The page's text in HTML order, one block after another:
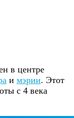
в центре
и мэрии. Этот
с 4 века